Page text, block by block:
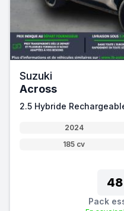
Suzuki
Across
2.5 Hybride
2024
185 cv
Pack